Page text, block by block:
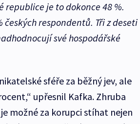
republice je to dokonce 48 %.
respondentů. Tři z deseti
své hospodářské
sféře za běžný jev, ale
upřesnil Kafka. Zhruba
možné za korupci stíhat nejen